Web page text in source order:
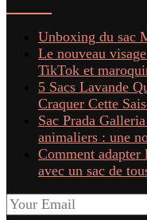
Unboxing du sac
Le nouveau
TikTok et
5 Sacs Lavande
Craquer Cette
Sac Prada
animaliers : une
Comment adapter
avec un sac de